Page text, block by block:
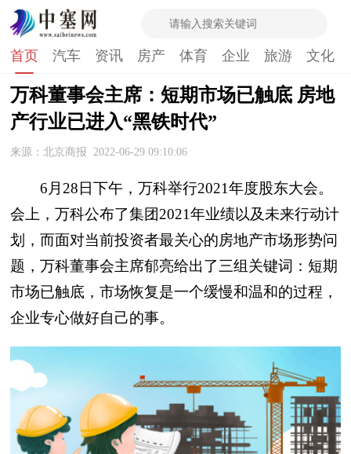
首页 汽车 资讯 房产 体育 企业 旅游 文化
万科董事会主席：短期市场已触底 房地
产行业已进入“黑铁时代”
来源：北京商报 2022-06-29 09:10:06
6月28日下午，万科举行2021年度股东大会。
会上，万科公布了集团2021年业绩以及未来行动计
划，而面对当前投资者最关心的房地产市场形势问
题，万科董事会主席郁亮给出了三组关键词：短期
市场已触底，市场恢复是一个缓慢和温和的过程，
企业专心做好自己的事。